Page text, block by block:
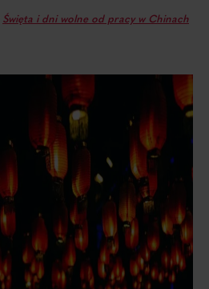
Święta i dni wolne od pracy w Chinach